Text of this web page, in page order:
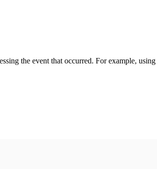
the event that occurred. For example, using